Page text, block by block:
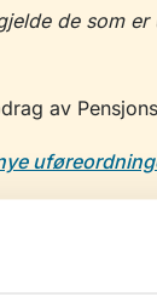
de som
av
fra 01-